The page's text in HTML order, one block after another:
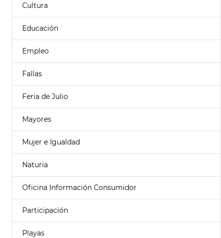
Cultura
Educación
Empleo
Fallas
Feria de Julio
Mayores
Mujer e Igualdad
Naturia
Oficina Información Consumidor
Participación
Playas